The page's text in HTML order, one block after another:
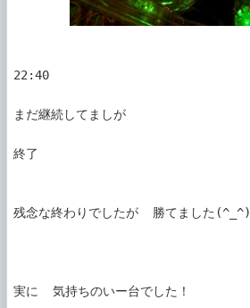
22:40
まだ継続してましが
終了
残念な終わりでしたが  勝てました(^_^)
実に  気持ちのいー台でした！